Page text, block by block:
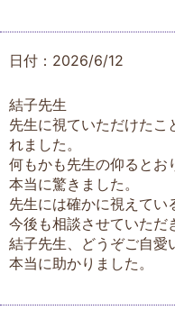
日付：2026/6/12
結子先生
先生に視ていただけたこ
れました。
何もかも先生の仰るとお
本当に驚きました。
先生には確かに視えてい
今後も相談させていただ
結子先生、どうぞご自愛
本当に助かりました。